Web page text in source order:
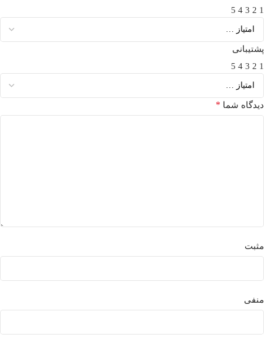
1
2
3
4
5
پشتیبانی
1
2
3
4
5
دیدگاه شما *
مثبت
منفی